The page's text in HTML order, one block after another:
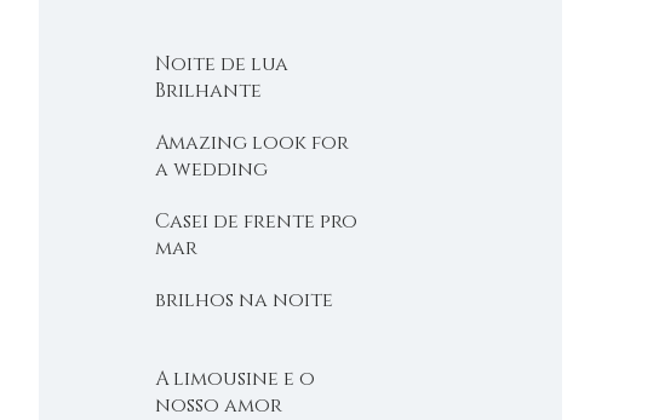
Noite de lua
Brilhante
Amazing look for
a wedding
Casei de frente pro
mar
brilhos na noite
A limousine e o
nosso amor